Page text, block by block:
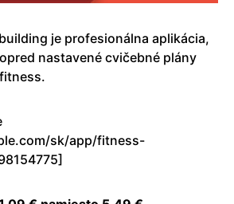
je profesionálna aplikácia,
nastavené cvičebné plány
sk/app/fitness-